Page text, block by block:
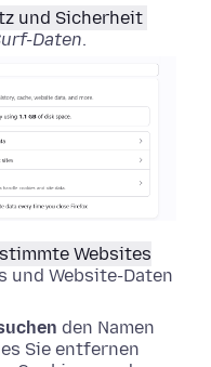
und Sicherheit
Daten.
Websites
und Website-Daten
den Namen
Sie entfernen